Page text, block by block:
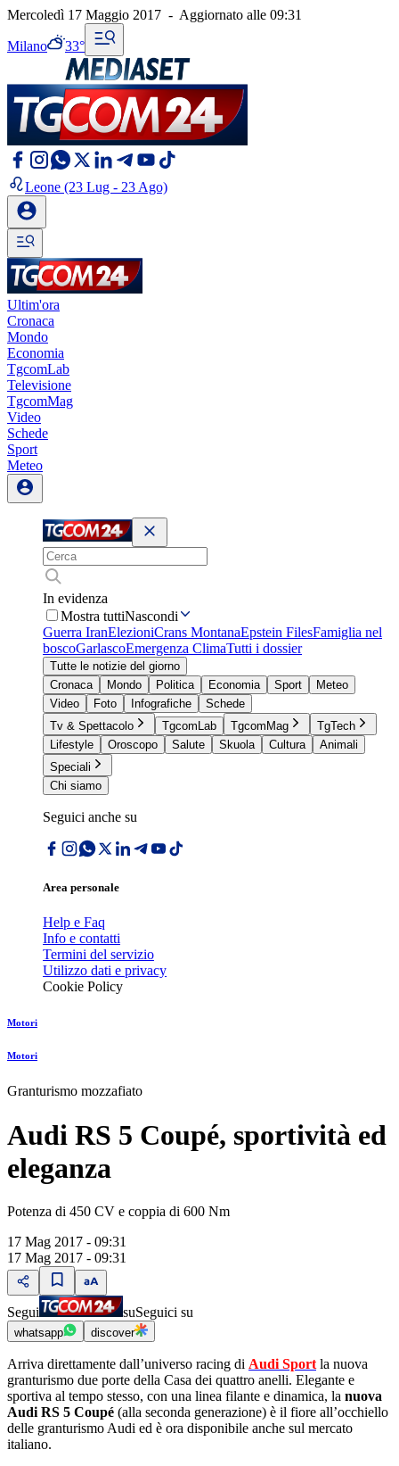
Mercoledì 17 Maggio 2017 - Aggiornato alle 09:31
Milano 33°
Leone (23 Lug - 23 Ago)
Ultim'ora
Cronaca
Mondo
Economia
TgcomLab
Televisione
TgcomMag
Video
Schede
Sport
Meteo
In evidenza
Mostra tuttiNascondi
Guerra IranElezioniCrans MontanaEpstein FilesFamiglia nel
boscoGarlascoEmergenza ClimaTutti i dossier
Tutte le notizie del giorno
Cronaca
Mondo Politica Economia Sport
Meteo
Video
Foto Infografiche
Schede
Tv & Spettacolo
TgcomLab TgcomMag
TgTech
Lifestyle
Oroscopo Salute Skuola Cultura
Animali
Speciali
Chi siamo
Seguici anche su
Area personale
Help e Faq
Info e contatti
Termini del servizio
Utilizzo dati e privacy
Cookie Policy
Motori
Motori
Granturismo mozzafiato
Audi RS 5 Coupé, sportività ed
eleganza
Potenza di 450 CV e coppia di 600 Nm
17 Mag 2017 - 09:31
17 Mag 2017 - 09:31
Segui suSeguici su
whatsapp discover
Arriva direttamente dallʼuniverso racing di Audi Sport la nuova
granturismo due porte della Casa dei quattro anelli. Elegante e
sportiva al tempo stesso, con una linea filante e dinamica, la nuova
Audi RS 5 Coupé (alla seconda generazione) è il fiore allʼocchiello
delle granturismo Audi ed è ora disponibile anche sul mercato
italiano.